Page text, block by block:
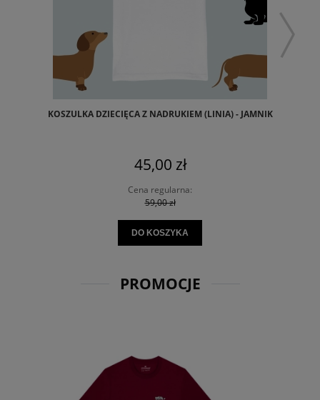
KOSZULKA DZIECIĘCA Z NADRUKIEM (LINIA) - JAMNIK
45,00 zł
Cena regularna:
59,00 zł
DO KOSZYKA
PROMOCJE